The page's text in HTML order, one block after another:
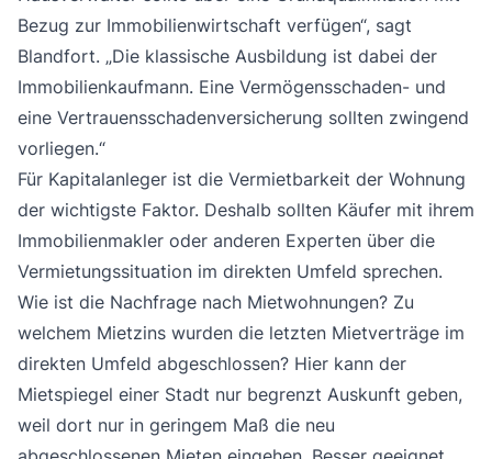
Bezug zur Immobilienwirtschaft verfügen“, sagt
Blandfort. „Die klassische Ausbildung ist dabei der
Immobilienkaufmann. Eine Vermögensschaden- und
eine Vertrauensschadenversicherung sollten zwingend
vorliegen.“
Für Kapitalanleger ist die Vermietbarkeit der Wohnung
der wichtigste Faktor. Deshalb sollten Käufer mit ihrem
Immobilienmakler oder anderen Experten über die
Vermietungssituation im direkten Umfeld sprechen.
Wie ist die Nachfrage nach Mietwohnungen? Zu
welchem Mietzins wurden die letzten Mietverträge im
direkten Umfeld abgeschlossen? Hier kann der
Mietspiegel einer Stadt nur begrenzt Auskunft geben,
weil dort nur in geringem Maß die neu